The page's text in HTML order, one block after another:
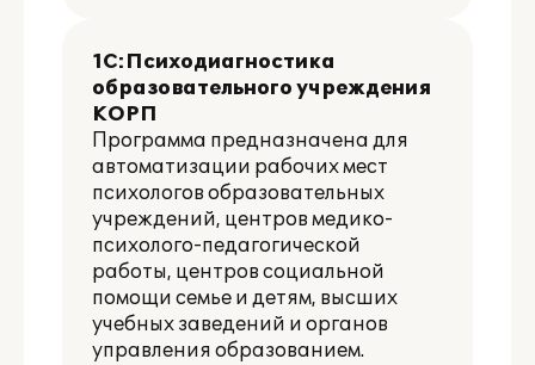
1С:Психодиагностика
образовательного учреждения
КОРП
Программа предназначена для
автоматизации рабочих мест
психологов образовательных
учреждений, центров медико-
психолого-педагогической
работы, центров социальной
помощи семье и детям, высших
учебных заведений и органов
управления образованием.